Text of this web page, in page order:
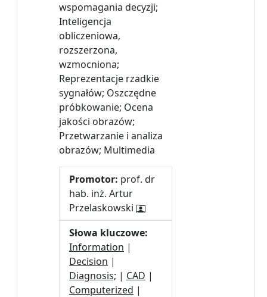
wspomagania decyzji;
Inteligencja
obliczeniowa,
rozszerzona,
wzmocniona;
Reprezentacje rzadkie
sygnałów; Oszczędne
próbkowanie; Ocena
jakości obrazów;
Przetwarzanie i analiza
obrazów; Multimedia
Promotor: prof. dr
hab. inż. Artur
Przelaskowski
Słowa kluczowe:
Information |
Decision |
Diagnosis; | CAD |
Computerized |